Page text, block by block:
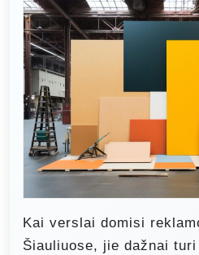
Kai verslai domisi
Šiauliuose, jie dažnai